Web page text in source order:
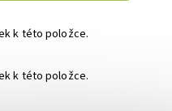
k této položce.
k této položce.